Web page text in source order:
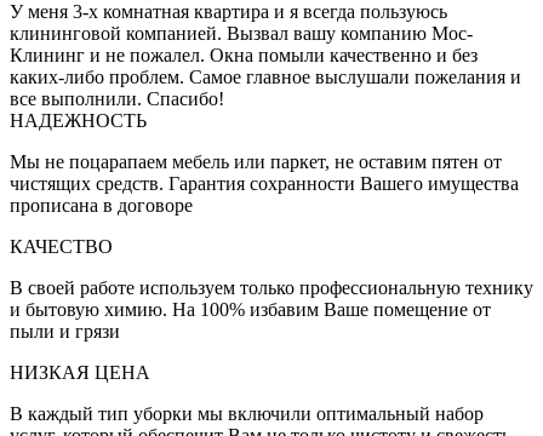
У меня 3-х комнатная квартира и я всегда пользуюсь
клининговой компанией. Вызвал вашу компанию Мос-
Клининг и не пожалел. Окна помыли качественно и без
каких-либо проблем. Самое главное выслушали пожелания и
все выполнили. Спасибо!
НАДЕЖНОСТЬ
Мы не поцарапаем мебель или паркет, не оставим пятен от
чистящих средств. Гарантия сохранности Вашего имущества
прописана в договоре
КАЧЕСТВО
В своей работе используем только профессиональную технику
и бытовую химию. На 100% избавим Ваше помещение от
пыли и грязи
НИЗКАЯ ЦЕНА
В каждый тип уборки мы включили оптимальный набор